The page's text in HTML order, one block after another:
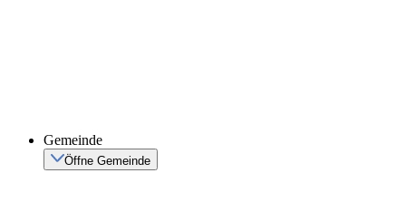
Gemeinde
Öffne Gemeinde